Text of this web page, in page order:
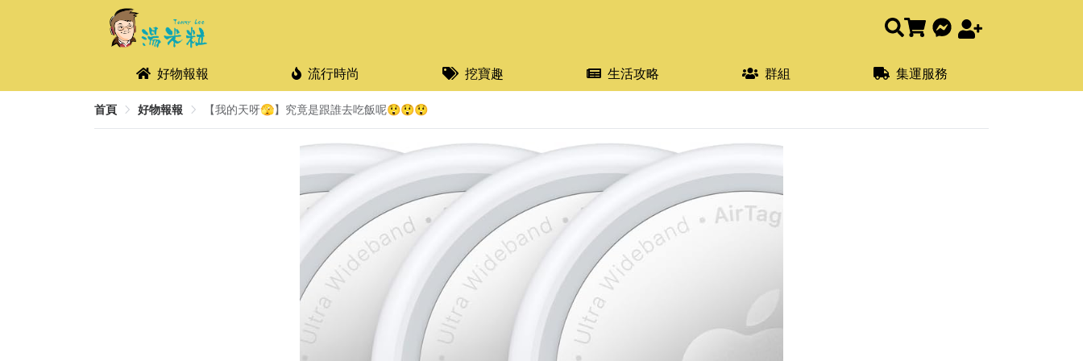
好物報報 流行時尚 挖寶趣 生活攻略 群組 集運服務
首頁 好物報報 【我的天呀🫣】究竟是跟誰去吃飯呢😲😲😲